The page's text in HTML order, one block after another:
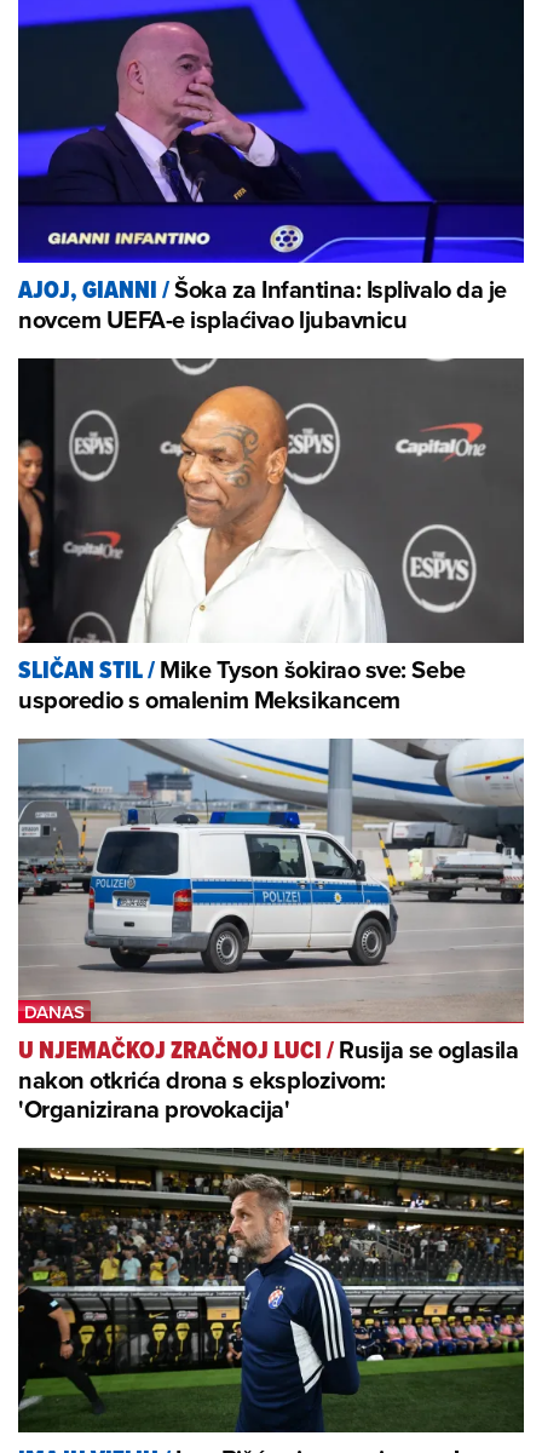
AJOJ, GIANNI/Šoka za Infantina: Isplivalo da je
novcem UEFA-e isplaćivao ljubavnicu
SLIČAN STIL/Mike Tyson šokirao sve: Sebe
usporedio s omalenim Meksikancem
U NJEMAČKOJ ZRAČNOJ LUCI/Rusija se oglasila
nakon otkrića drona s eksplozivom:
'Organizirana provokacija'